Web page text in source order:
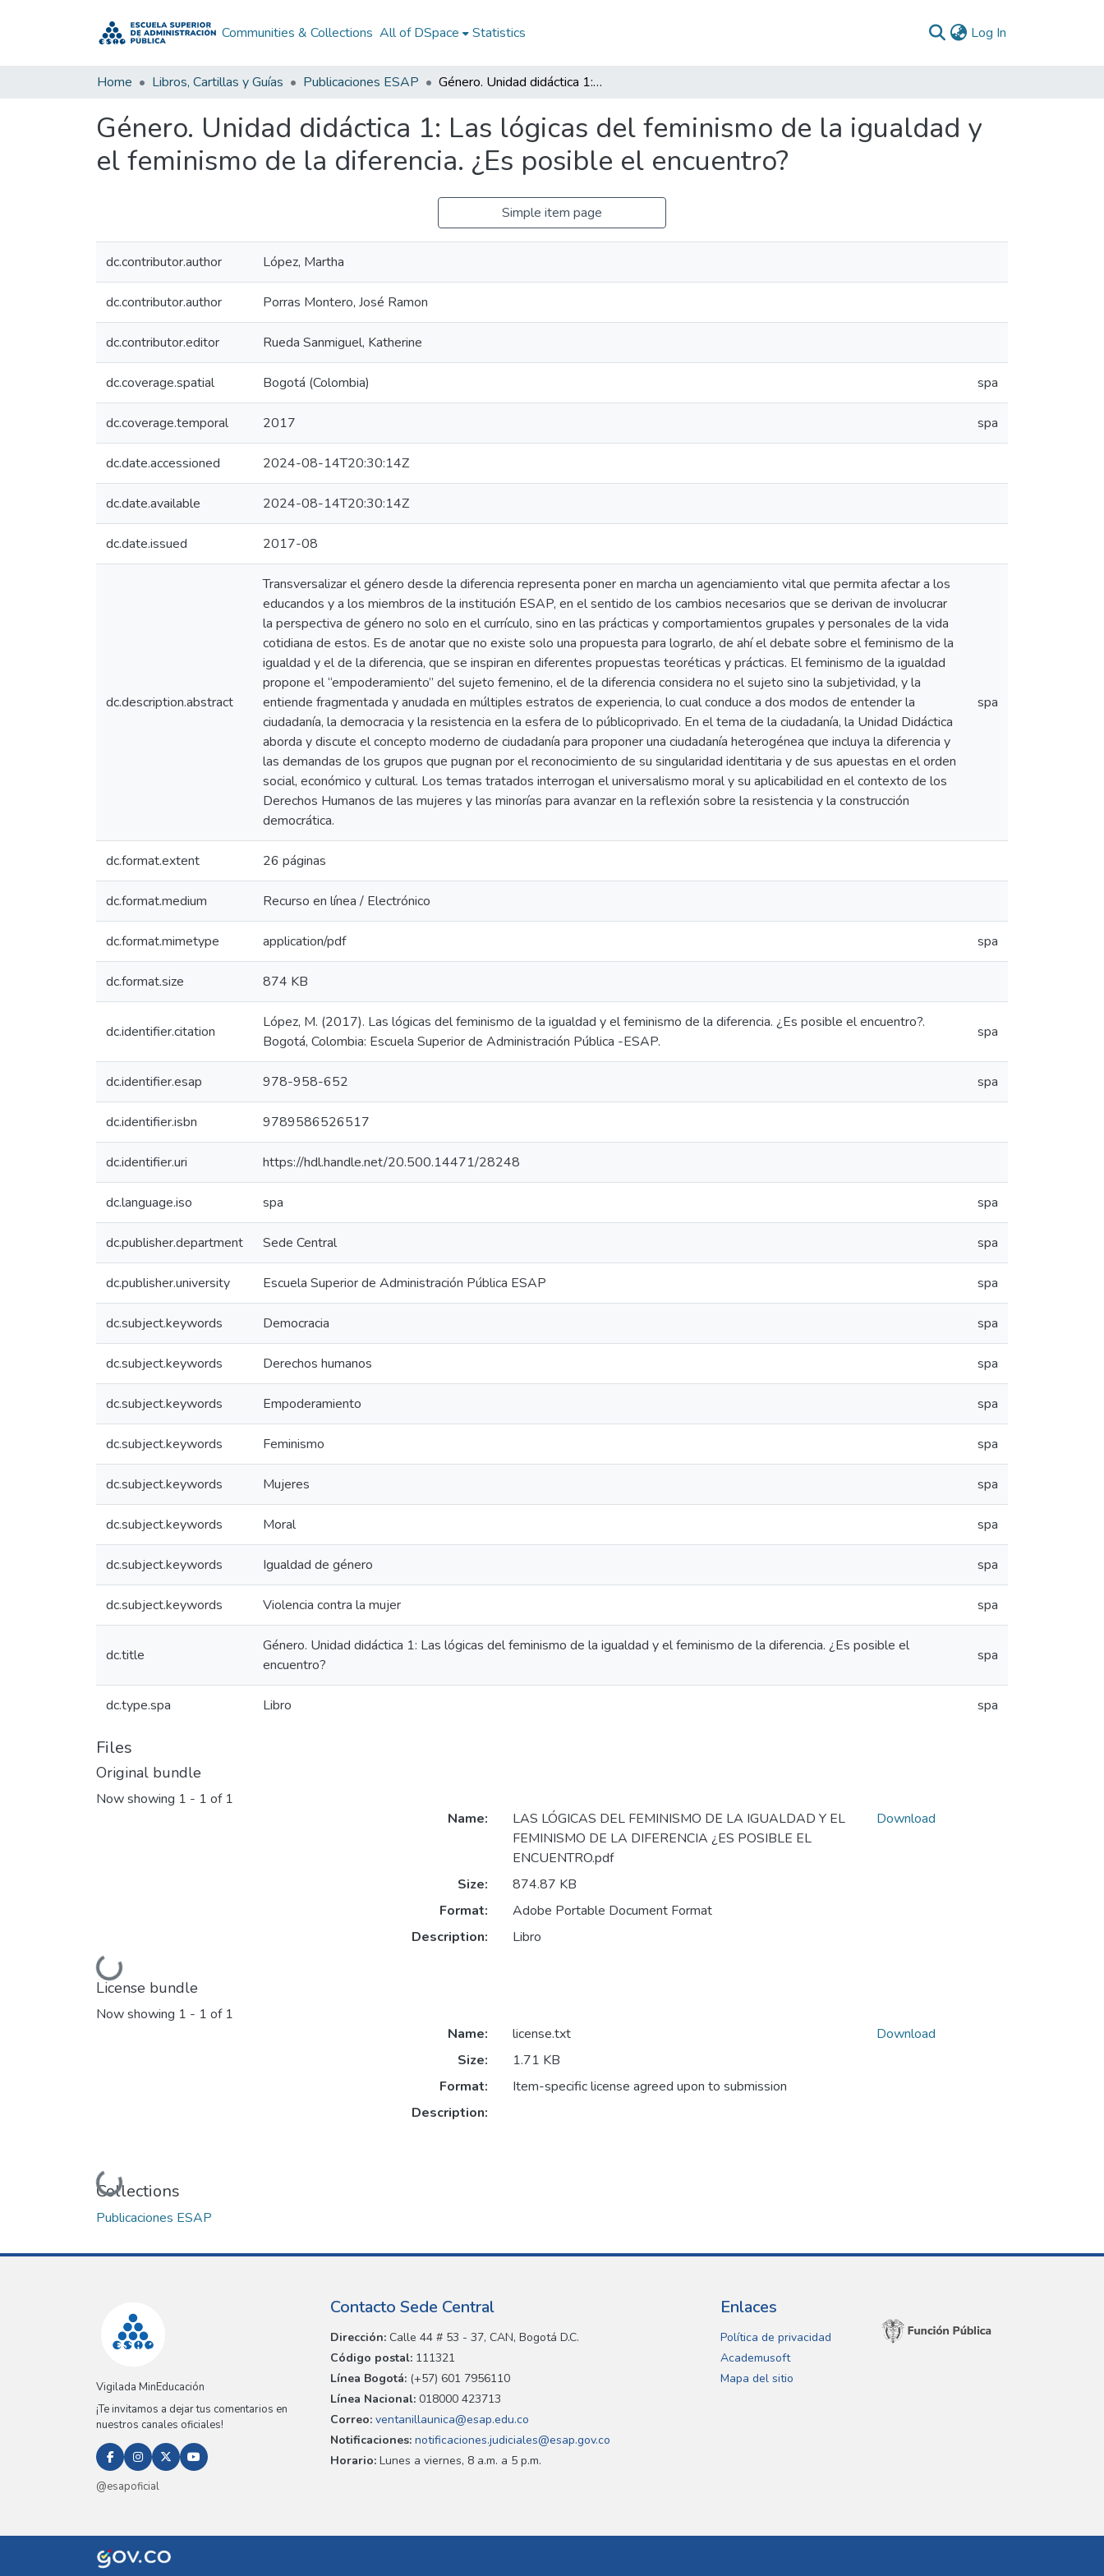
Communities & Collections All of DSpace Statistics Log In
Home Libros, Cartillas y Guías Publicaciones ESAP Género. Unidad didáctica 1: Las lógicas del feminismo de la igualdad y el feminismo de la diferencia. ¿Es posible el encuentro?
Género. Unidad didáctica 1: Las lógicas del feminismo de la igualdad y
el feminismo de la diferencia. ¿Es posible el encuentro?
Simple item page
dc.contributor.author López, Martha
dc.contributor.author Porras Montero, José Ramon
dc.contributor.editor Rueda Sanmiguel, Katherine
dc.coverage.spatial Bogotá (Colombia) spa
dc.coverage.temporal 2017 spa
dc.date.accessioned 2024-08-14T20:30:14Z
dc.date.available 2024-08-14T20:30:14Z
dc.date.issued 2017-08
dc.description.abstract
Transversalizar el género desde la diferencia representa poner en marcha un agenciamiento vital que permita afectar a los
educandos y a los miembros de la institución ESAP, en el sentido de los cambios necesarios que se derivan de involucrar
la perspectiva de género no solo en el currículo, sino en las prácticas y comportamientos grupales y personales de la vida
cotidiana de estos. Es de anotar que no existe solo una propuesta para lograrlo, de ahí el debate sobre el feminismo de la
igualdad y el de la diferencia, que se inspiran en diferentes propuestas teoréticas y prácticas. El feminismo de la igualdad
propone el “empoderamiento” del sujeto femenino, el de la diferencia considera no el sujeto sino la subjetividad, y la
entiende fragmentada y anudada en múltiples estratos de experiencia, lo cual conduce a dos modos de entender la
ciudadanía, la democracia y la resistencia en la esfera de lo públicoprivado. En el tema de la ciudadanía, la Unidad Didáctica
aborda y discute el concepto moderno de ciudadanía para proponer una ciudadanía heterogénea que incluya la diferencia y
las demandas de los grupos que pugnan por el reconocimiento de su singularidad identitaria y de sus apuestas en el orden
social, económico y cultural. Los temas tratados interrogan el universalismo moral y su aplicabilidad en el contexto de los
Derechos Humanos de las mujeres y las minorías para avanzar en la reflexión sobre la resistencia y la construcción
democrática.
spa
dc.format.extent 26 páginas
dc.format.medium Recurso en línea / Electrónico
dc.format.mimetype application/pdf spa
dc.format.size 874 KB
dc.identifier.citation
López, M. (2017). Las lógicas del feminismo de la igualdad y el feminismo de la diferencia. ¿Es posible el encuentro?.
Bogotá, Colombia: Escuela Superior de Administración Pública -ESAP.
spa
dc.identifier.esap 978-958-652 spa
dc.identifier.isbn 9789586526517
dc.identifier.uri https://hdl.handle.net/20.500.14471/28248
dc.language.iso spa spa
dc.publisher.department Sede Central spa
dc.publisher.university Escuela Superior de Administración Pública ESAP spa
dc.subject.keywords Democracia spa
dc.subject.keywords Derechos humanos spa
dc.subject.keywords Empoderamiento spa
dc.subject.keywords Feminismo spa
dc.subject.keywords Mujeres spa
dc.subject.keywords Moral spa
dc.subject.keywords Igualdad de género spa
dc.subject.keywords Violencia contra la mujer spa
dc.title
Género. Unidad didáctica 1: Las lógicas del feminismo de la igualdad y el feminismo de la diferencia. ¿Es posible el
encuentro?
spa
dc.type.spa Libro spa
Files
Original bundle
Now showing 1 - 1 of 1
Loading...
Name:
LAS LÓGICAS DEL FEMINISMO DE LA IGUALDAD Y EL
FEMINISMO DE LA DIFERENCIA ¿ES POSIBLE EL
ENCUENTRO.pdf
Size:
874.87 KB
Format:
Adobe Portable Document Format
Description:
Libro
Download
License bundle
Now showing 1 - 1 of 1
Loading...
Name:
license.txt
Size:
1.71 KB
Format:
Item-specific license agreed upon to submission
Description:
Download
Collections
Publicaciones ESAP
Vigilada MinEducación
¡Te invitamos a dejar tus comentarios en
nuestros canales oficiales!
@esapoficial
Contacto Sede Central
Dirección: Calle 44 # 53 - 37, CAN, Bogotá D.C.
Código postal: 111321
Línea Bogotá: (+57) 601 7956110
Línea Nacional: 018000 423713
Correo: ventanillaunica@esap.edu.co
Notificaciones: notificaciones.judiciales@esap.gov.co
Horario: Lunes a viernes, 8 a.m. a 5 p.m.
Enlaces
Política de privacidad
Academusoft
Mapa del sitio